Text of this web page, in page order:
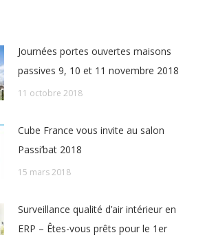
Journées portes ouvertes maisons
passives 9, 10 et 11 novembre 2018
11 octobre 2018
Cube France vous invite au salon
Passi’bat 2018
15 mars 2018
Surveillance qualité d’air intérieur en
ERP – Êtes-vous prêts pour le 1er